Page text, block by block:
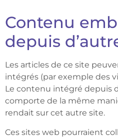
Contenu
depuis
Les articles de ce site
intégrés (par exemple des
Le contenu intégré depuis
comporte de la même
rendait sur cet autre site.
Ces sites web pourraient